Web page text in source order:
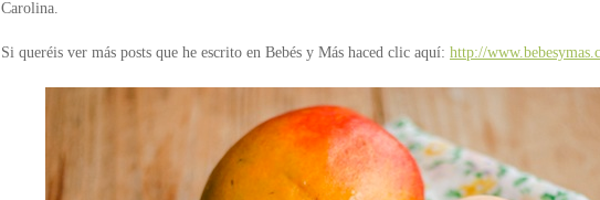
Carolina.
Si queréis ver más posts que he escrito en Bebés y Más haced clic aquí: http://